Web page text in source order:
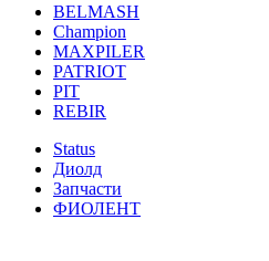
BELMASH
Champion
MAXPILER
PATRIOT
PIT
REBIR
Status
Диолд
Запчасти
ФИОЛЕНТ